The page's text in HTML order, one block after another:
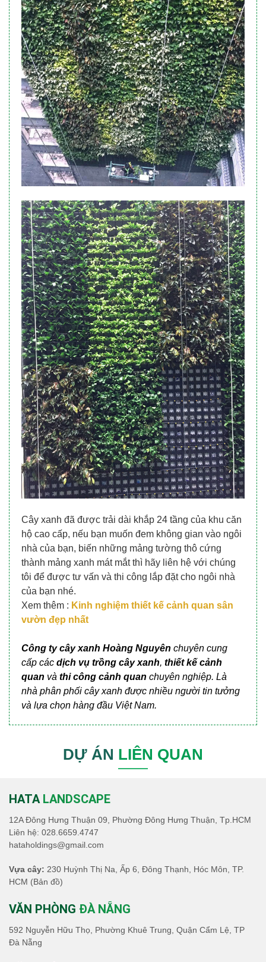
Cây xanh đã được trải dài khắp 24 tầng của khu căn
hộ cao cấp, nếu bạn muốn đem không gian vào ngôi
nhà của bạn, biến những mảng tường thô cứng
thành mảng xanh mát mắt thì hãy liên hệ với chúng
tôi để được tư vấn và thi công lắp đặt cho ngôi nhà
của bạn nhé.
Xem thêm : Kinh nghiệm thiết kế cảnh quan sân
vườn đẹp nhất
Công ty cây xanh Hoàng Nguyên chuyên cung
cấp các dịch vụ trồng cây xanh, thiết kế cảnh
quan và thi công cảnh quan chuyên nghiệp. Là
nhà phân phối cây xanh được nhiều người tin tưởng
và lựa chọn hàng đầu Việt Nam.
DỰ ÁN LIÊN QUAN
HATA LANDSCAPE
12A Đông Hưng Thuận 09, Phường Đông Hưng Thuận, Tp.HCM
Liên hệ: 028.6659.4747
hataholdings@gmail.com
Vựa cây: 230 Huỳnh Thị Na, Ấp 6, Đông Thạnh, Hóc Môn, TP.
HCM (Bản đồ)
VĂN PHÒNG ĐÀ NẴNG
592 Nguyễn Hữu Thọ, Phường Khuê Trung, Quận Cẩm Lệ, TP
Đà Nẵng